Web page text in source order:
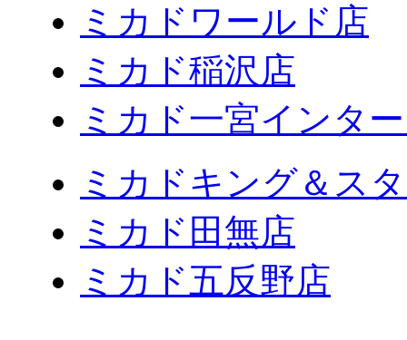
ミカドワールド店
ミカド稲沢店
ミカド一宮インタ
ミカドキング＆ス
ミカド田無店
ミカド五反野店